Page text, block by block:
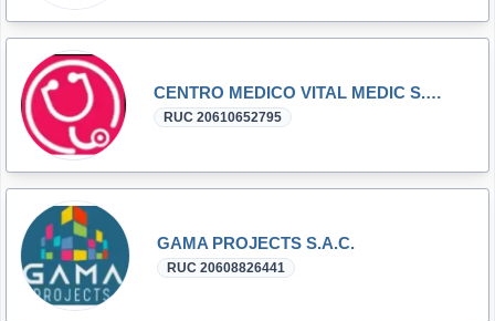
CENTRO MEDICO VITAL MEDIC S.A.C.
RUC 20610652795
GAMA PROJECTS S.A.C.
RUC 20608826441